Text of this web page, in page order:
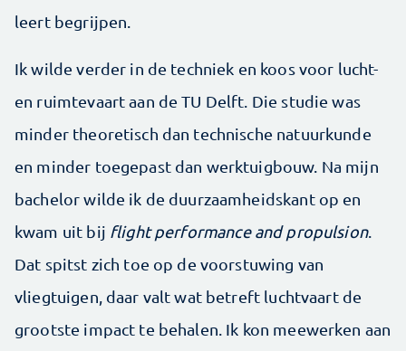
leert begrijpen.
Ik wilde verder in de techniek en koos voor lucht-
en ruimtevaart aan de TU Delft. Die studie was
minder theoretisch dan technische natuurkunde
en minder toegepast dan werktuigbouw. Na mijn
bachelor wilde ik de duurzaamheidskant op en
kwam uit bij flight performance and propulsion.
Dat spitst zich toe op de voor­stuwing van
vliegtuigen, daar valt wat betreft luchtvaart de
grootste impact te behalen. Ik kon meewerken aan